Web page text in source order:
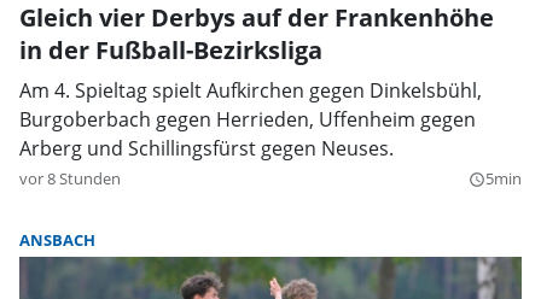
Gleich vier Derbys auf der Frankenhöhe
in der Fußball-Bezirksliga
Am 4. Spieltag spielt Aufkirchen gegen Dinkelsbühl,
Burgoberbach gegen Herrieden, Uffenheim gegen
Arberg und Schillingsfürst gegen Neuses.
vor 8 Stunden query_builder5min
ANSBACH